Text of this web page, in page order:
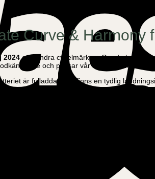
Curve & Harmony
2024och andra cykelmärken. Om du har en
och passar vår elektriska modell,
är fulladdat. Det finns en tydlig
laddare kan bära onödigt eller skada
viktigt. Det finna många billiga och väldigt